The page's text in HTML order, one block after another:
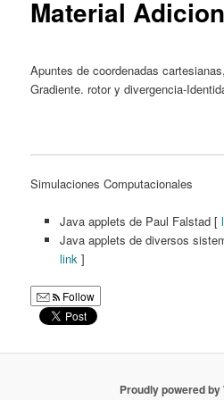
Material
Apuntes de coordenadas
Gradiente. rotor y divergencia-
Simulaciones Computacionales
Java applets de Paul Falstad [
Java applets de diversos
link]
Follow
Proudly powered